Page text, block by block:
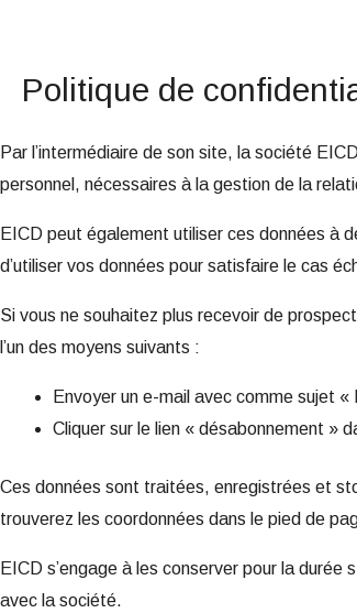
Politique de
Par l’intermédiaire de son site, la société
personnel, nécessaires à la gestion de la
EICD peut également utiliser ces données à
d’utiliser vos données pour satisfaire le cas
Si vous ne souhaitez plus recevoir de
l’un des moyens suivants :
Envoyer un e-mail avec comme sujet
Cliquer sur le lien « désabonnement »
Ces données sont traitées, enregistrées et
trouverez les coordonnées dans le pied de
EICD s’engage à les conserver pour la
avec la société.